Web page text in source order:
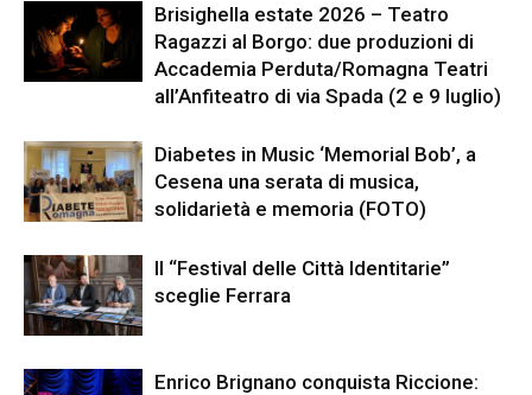
Brisighella estate 2026 – Teatro
Ragazzi al Borgo: due produzioni di
Accademia Perduta/Romagna Teatri
all’Anfiteatro di via Spada (2 e 9 luglio)
Diabetes in Music ‘Memorial Bob’, a
Cesena una serata di musica,
solidarietà e memoria (FOTO)
Il “Festival delle Città Identitarie”
sceglie Ferrara
Enrico Brignano conquista Riccione: